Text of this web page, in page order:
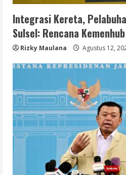
Integrasi Kereta,
Sulsel: Rencana Kemenhub
Rizky Maulana Agustus 12,